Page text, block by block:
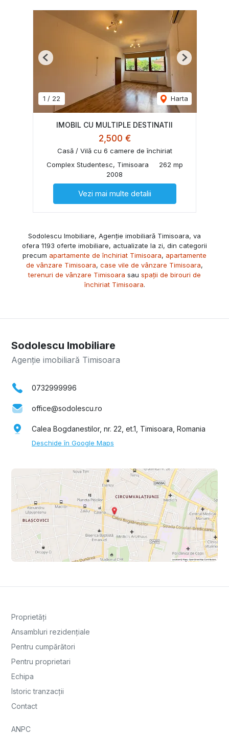
1 / 22 Harta
Previous Next
IMOBIL CU MULTIPLE DESTINATII
2,500 €
Casă / Vilă cu 6 camere de închiriat
Complex Studentesc, Timisoara
262 mp
2008
Vezi mai multe detalii
Sodolescu Imobiliare, Agenție imobiliară Timisoara, va
ofera 1193 oferte imobiliare, actualizate la zi, din categorii
precum apartamente de închiriat Timisoara, apartamente
de vânzare Timisoara, case vile de vânzare Timisoara,
terenuri de vânzare Timisoara sau spații de birouri de
închiriat Timisoara.
Sodolescu Imobiliare
Agenție imobiliară Timisoara
0732999996
office@sodolescu.ro
Calea Bogdanestilor, nr. 22, et.1, Timisoara, Romania
Deschide în Google Maps
Proprietăți
Ansambluri rezidențiale
Pentru cumpărători
Pentru proprietari
Echipa
Istoric tranzacții
Contact
ANPC